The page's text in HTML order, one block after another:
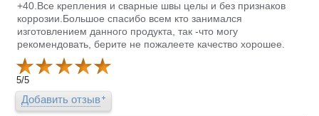
+40.Все крепления и сварные швы целы и без признаков
коррозии.Большое спасибо всем кто занимался
изготовлением данного продукта, так -что могу
рекомендовать, берите не пожалеете качество хорошее.
5/5
Добавить отзыв